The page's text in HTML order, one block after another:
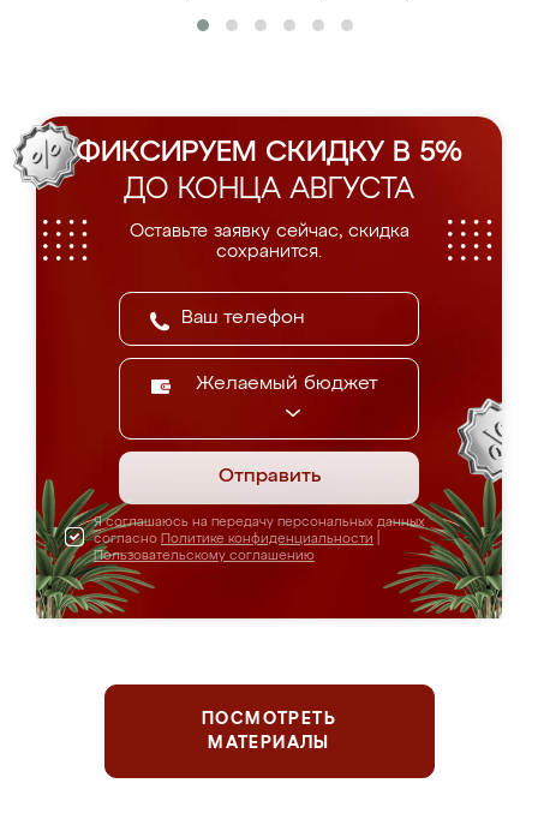
ФИКСИРУЕМ СКИДКУ В 5%
ДО КОНЦА АВГУСТА
Оставьте заявку сейчас, скидка
сохранится.
Желаемый бюджет
Отправить
Я соглашаюсь на передачу персональных данных
согласно Политике конфиденциальности
Пользовательскому соглашению
ПОСМОТРЕТЬ
МАТЕРИАЛЫ